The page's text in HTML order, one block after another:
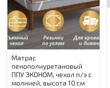
Матрас
пенополиуретановый
ППУ ЭКОНОМ, чехол п/э с
молнией, высота 10 см